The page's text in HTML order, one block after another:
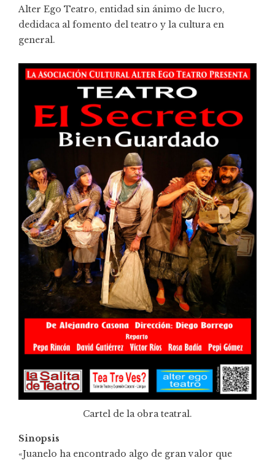
Alter Ego Teatro, entidad sin ánimo de lucro,
dedidaca al fomento del teatro y la cultura en
general.
Cartel de la obra teatral.
Sinopsis
«Juanelo ha encontrado algo de gran valor que